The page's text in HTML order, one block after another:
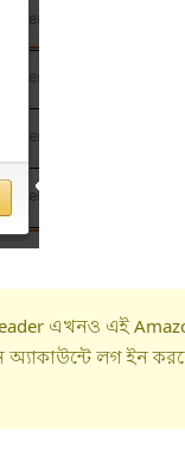
এখনও এই
অ্যাকাউন্টে লগ ইন